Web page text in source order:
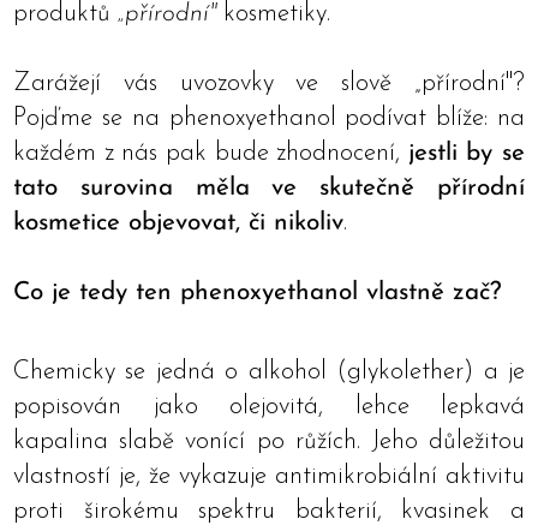
produktů „přírodní"kosmetiky.
Zarážejí vás uvozovky ve slově „přírodní"?
Pojďme se na phenoxyethanol podívat blíže: na
každém z nás pak bude zhodnocení, jestli by se
tato surovina měla ve skutečně přírodní
kosmetice objevovat, či nikoliv.
Co je tedy ten phenoxyethanol vlastně zač?
Chemicky se jedná o alkohol (glykolether) a je
popisován jako olejovitá, lehce lepkavá
kapalina slabě vonící po růžích. Jeho důležitou
vlastností je, že vykazuje antimikrobiální aktivitu
proti širokému spektru bakterií, kvasinek a